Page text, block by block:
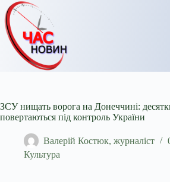
Перейти
до
вмісту
ЗСУ нищать ворога на Донеччині:
повертаються під контроль України
Валерій Костюк, журналіст
Культура